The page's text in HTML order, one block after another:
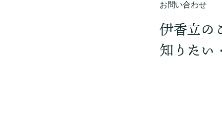
お問い合わせ
伊香立の
知りたい